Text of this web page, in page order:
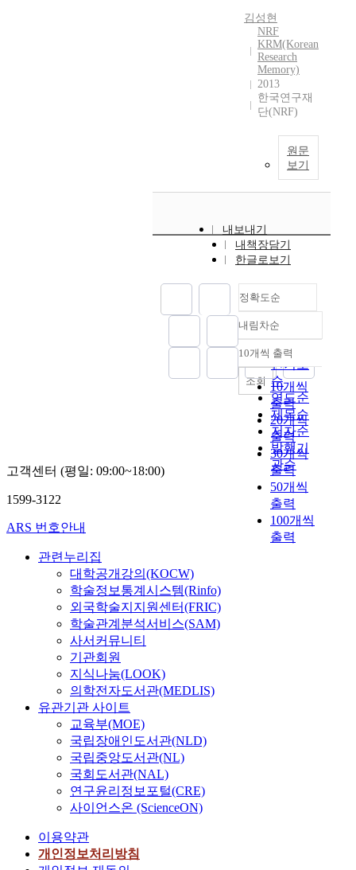
김성현
NRF
KRM(Korean
Research
Memory)
2013
한국연구재
단(NRF)
원문
보기
내보내기
내책장담기
한글로보기
정확도순
정확도
순
인기도
순
연도순
제목순
저자순
발행기
관순
내림차순
내림차순
10개씩 출력
10개씩
출력
20개씩
출력
30개씩
출력
50개씩
출력
100개씩
출력
조회
고객센터 (평일: 09:00~18:00)
1599-3122
ARS 번호안내
관련누리집
대학공개강의(KOCW)
학술정보통계시스템(Rinfo)
외국학술지지원센터(FRIC)
학술관계분석서비스(SAM)
사서커뮤니티
기관회원
지식나눔(LOOK)
의학전자도서관(MEDLIS)
유관기관 사이트
교육부(MOE)
국립장애인도서관(NLD)
국립중앙도서관(NL)
국회도서관(NAL)
연구윤리정보포털(CRE)
사이언스온 (ScienceON)
이용약관
개인정보처리방침